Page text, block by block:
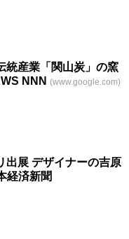
統産業 「関山炭」の窯
NNN (www.google.com)
出展 デザイナーの吉原
経済新聞